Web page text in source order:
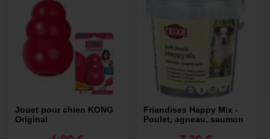
Jouet pour chien KONG
Original
Friandises Happy Mix -
Poulet, agneau, saumon